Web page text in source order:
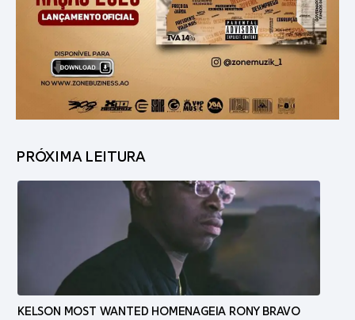
PRÓXIMA LEITURA
KELSON MOST WANTED HOMENAGEIA RONY BRAVO